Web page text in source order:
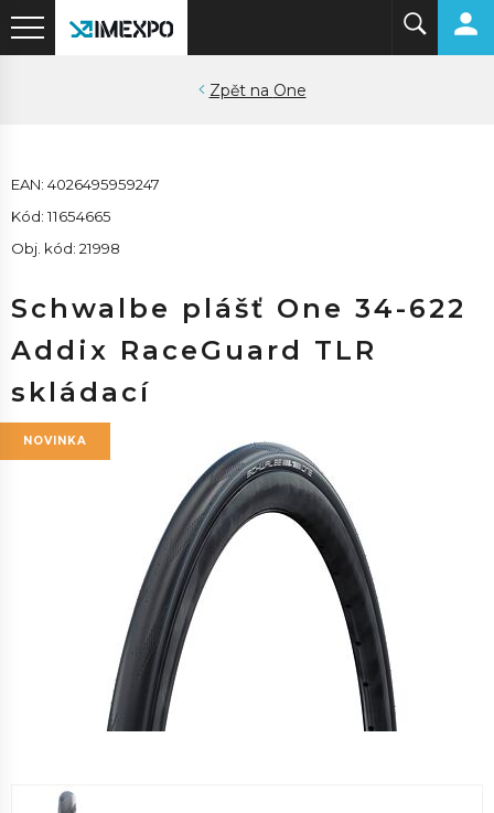
One
EAN: 4026495959247
Kód: 11654665
Obj. kód: 21998
Schwalbe plášť One 34-622
Addix RaceGuard TLR
skládací
NOVINKA